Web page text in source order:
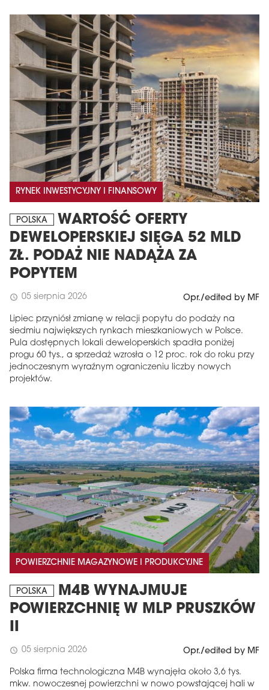
RYNEK INWESTYCYJNY I FINANSOWY
POLSKA
WARTOŚĆ OFERTY
DEWELOPERSKIEJ SIĘGA 52 MLD
ZŁ. PODAŻ NIE NADĄŻA ZA
POPYTEM
schedule 05 sierpnia 2026 Opr./edited by MF
Lipiec przyniósł zmianę w relacji popytu do podaży na
siedmiu największych rynkach mieszkaniowych w Polsce.
Pula dostępnych lokali deweloperskich spadła poniżej
progu 60 tys., a sprzedaż wzrosła o 12 proc. rok do roku przy
jednoczesnym wyraźnym ograniczeniu liczby nowych
projektów.
POWIERZCHNIE MAGAZYNOWE I PRODUKCYJNE
POLSKA
M4B WYNAJMUJE
POWIERZCHNIĘ W MLP PRUSZKÓW
II
schedule 05 sierpnia 2026 Opr./edited by MF
Polska firma technologiczna M4B wynajęła około 3,6 tys.
mkw. nowoczesnej powierzchni w nowo powstającej hali w